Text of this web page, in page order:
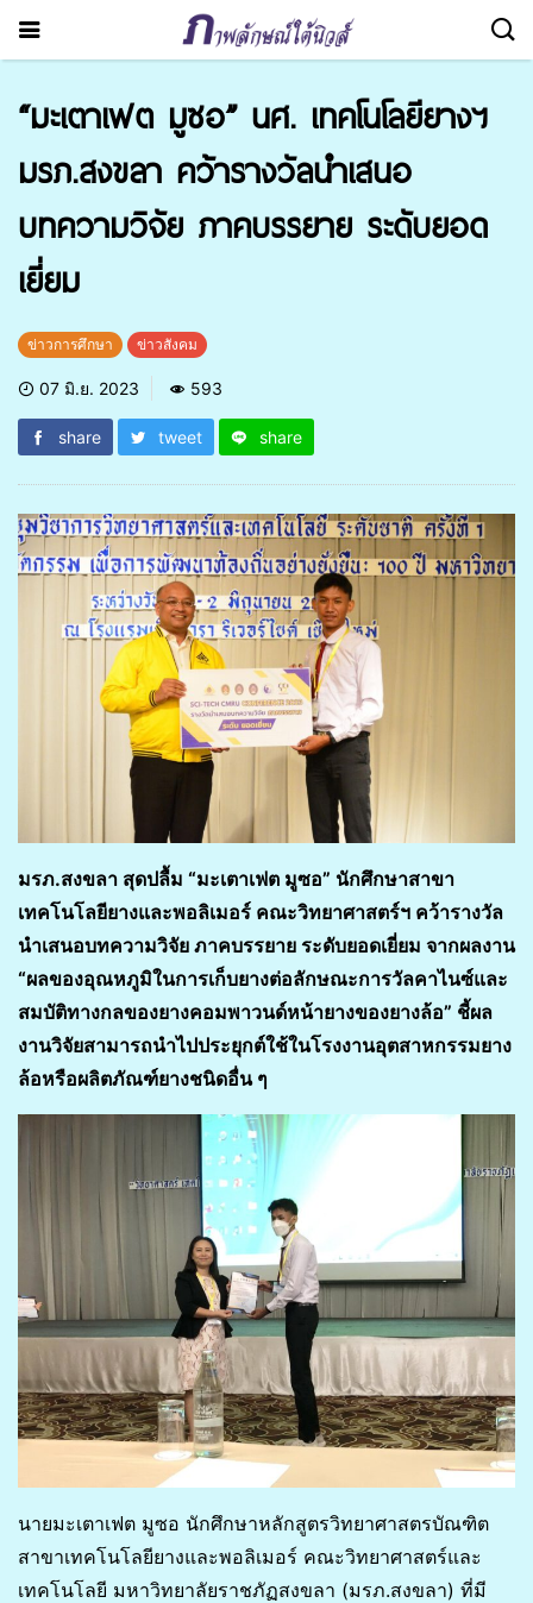
“มะเตาเฟต มูซอ” นศ. เทคโนโลยียางฯ
มรภ.สงขลา คว้ารางวัลนำเสนอ
บทความวิจัย ภาคบรรยาย ระดับยอด
เยี่ยม
ข่าวการศึกษา ข่าวสังคม
07 มิ.ย. 2023 593
share tweet share
มรภ.สงขลา สุดปลื้ม “มะเตาเฟต มูซอ” นักศึกษาสาขา
เทคโนโลยียางและพอลิเมอร์ คณะวิทยาศาสตร์ฯ คว้ารางวัล
นำเสนอบทความวิจัย ภาคบรรยาย ระดับยอดเยี่ยม จากผลงาน
“ผลของอุณหภูมิในการเก็บยางต่อลักษณะการวัลคาไนซ์และ
สมบัติทางกลของยางคอมพาวนด์หน้ายางของยางล้อ” ชี้ผล
งานวิจัยสามารถนำไปประยุกต์ใช้ในโรงงานอุตสาหกรรมยาง
ล้อหรือผลิตภัณฑ์ยางชนิดอื่น ๆ
นายมะเตาเฟต มูซอ นักศึกษาหลักสูตรวิทยาศาสตรบัณฑิต
สาขาเทคโนโลยียางและพอลิเมอร์ คณะวิทยาศาสตร์และ
เทคโนโลยี มหาวิทยาลัยราชภัฏสงขลา (มรภ.สงขลา) ที่มี